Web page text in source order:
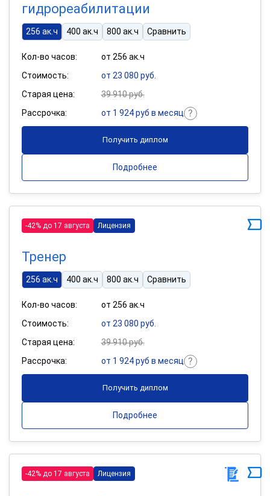
гидрореабилитации
256 ак.ч 400 ак.ч 800 ак.ч Сравнить
Кол-во часов:
от 256 ак.ч
Стоимость:
от 23 080 руб.
Старая цена:
39 910 руб.
Рассрочка:
от 1 924 руб в месяц
Получить диплом
Подробнее
-42% до 17 августа Лицензия
Тренер
256 ак.ч 400 ак.ч 800 ак.ч Сравнить
Кол-во часов:
от 256 ак.ч
Стоимость:
от 23 080 руб.
Старая цена:
39 910 руб.
Рассрочка:
от 1 924 руб в месяц
Получить диплом
Подробнее
-42% до 17 августа Лицензия